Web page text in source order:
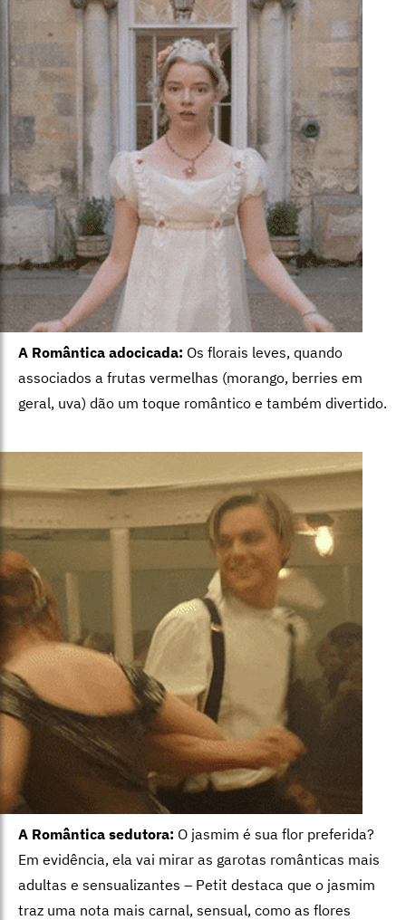
A Romântica adocicada: Os florais leves, quando
associados a frutas vermelhas (morango, berries em
geral, uva) dão um toque romântico e também divertido.
A Romântica sedutora: O jasmim é sua flor preferida?
Em evidência, ela vai mirar as garotas românticas mais
adultas e sensualizantes – Petit destaca que o jasmim
traz uma nota mais carnal, sensual, como as flores